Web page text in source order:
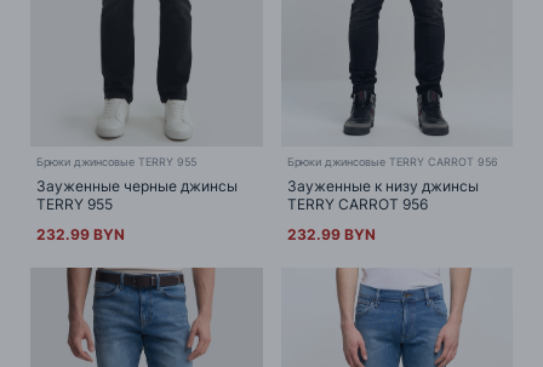
Брюки джинсовые TERRY 955
Зауженные черные джинсы
TERRY 955
232.99 BYN
Брюки джинсовые TERRY CARROT 956
Зауженные к низу джинсы
TERRY CARROT 956
232.99 BYN